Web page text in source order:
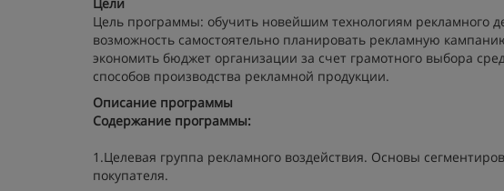
Цель программы: обучить новейшим технологиям рекламного
возможность самостоятельно планировать рекламную
экономить бюджет организации за счет грамотного выбора
способов производства рекламной продукции.
Описание программы
Содержание программы:
1.Целевая группа рекламного воздействия. Основы
покупателя.